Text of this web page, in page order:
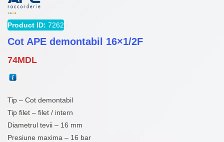
Product ID: 7262
Cot APE demontabil 16×1/2F
74MDL
Tip – Cot demontabil
Tip filet – filet / intern
Diametrul tevii – 16 mm
Presiune maxima – 16 bar